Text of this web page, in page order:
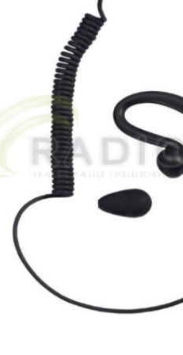
Переваги:
Недоліки: